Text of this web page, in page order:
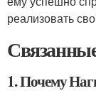
реализовать
1. Почему